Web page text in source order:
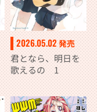
2026.05.02 発売
君となら、明日を
歌えるの 1